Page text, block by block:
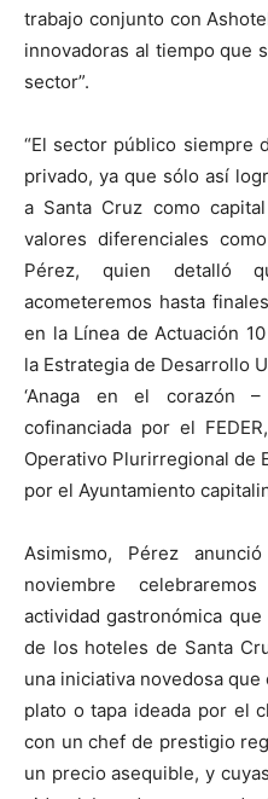
trabajo conjunto con
innovadoras al tiempo que
sector”.
“El sector público siempre
privado, ya que sólo así
a Santa Cruz como
valores diferenciales
Pérez, quien detalló
acometeremos hasta
en la Línea de Actuación
la Estrategia de Desarrollo
‘Anaga en el corazón
cofinanciada por el
Operativo Plurirregional de
por el Ayuntamiento
Asimismo, Pérez
noviembre
actividad gastronómica
de los hoteles de Santa
una iniciativa novedosa
plato o tapa ideada por el
con un chef de prestigio
un precio asequible, y